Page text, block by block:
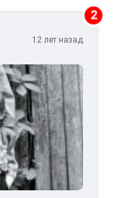
2
12 лет назад